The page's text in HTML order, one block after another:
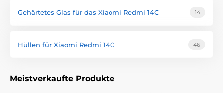
Gehärtetes Glas für das Xiaomi Redmi 14C 14
Hüllen für Xiaomi Redmi 14C 46
Meistverkaufte Produkte